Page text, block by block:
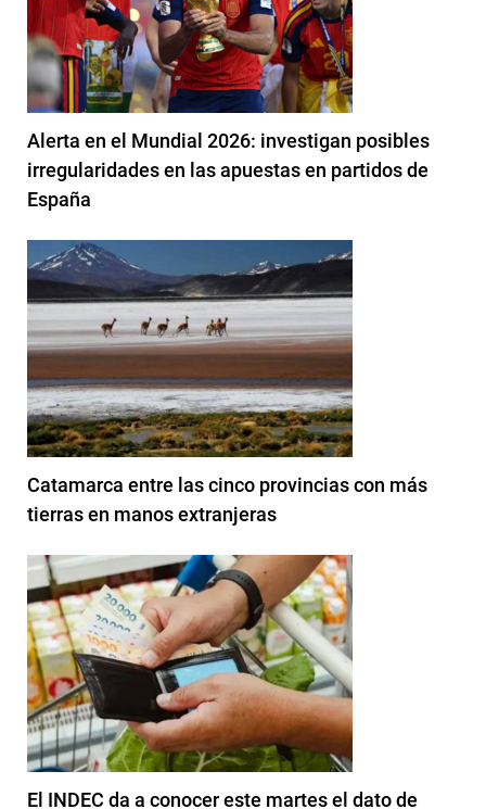
Alerta en el Mundial 2026: investigan posibles
irregularidades en las apuestas en partidos de
España
Catamarca entre las cinco provincias con más
tierras en manos extranjeras
El INDEC da a conocer este martes el dato de